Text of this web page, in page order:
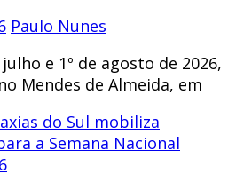
Paulo Nunes
e 1º de agosto de 2026,
Mendes de Almeida, em